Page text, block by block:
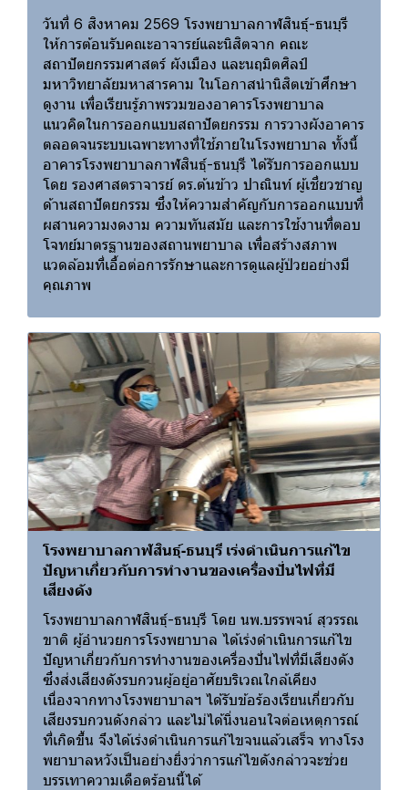
วันที่ 6 สิงหาคม 2569 โรงพยาบาลกาฬสินธุ์-ธนบุรี
ให้การต้อนรับคณะอาจารย์และนิสิตจาก คณะ
สถาปัตยกรรมศาสตร์ ผังเมือง และนฤมิตศิลป์
มหาวิทยาลัยมหาสารคาม ในโอกาสนำนิสิตเข้าศึกษา
ดูงาน เพื่อเรียนรู้ภาพรวมของอาคารโรงพยาบาล
แนวคิดในการออกแบบสถาปัตยกรรม การวางผังอาคาร
ตลอดจนระบบเฉพาะทางที่ใช้ภายในโรงพยาบาล ทั้งนี้
อาคารโรงพยาบาลกาฬสินธุ์-ธนบุรี ได้รับการออกแบบ
โดย รองศาสตราจารย์ ดร.ต้นข้าว ปาณินท์ ผู้เชี่ยวชาญ
ด้านสถาปัตยกรรม ซึ่งให้ความสำคัญกับการออกแบบที่
ผสานความงดงาม ความทันสมัย และการใช้งานที่ตอบ
โจทย์มาตรฐานของสถานพยาบาล เพื่อสร้างสภาพ
แวดล้อมที่เอื้อต่อการรักษาและการดูแลผู้ป่วยอย่างมี
คุณภาพ
โรงพยาบาลกาฬสินธุ์-ธนบุรี เร่งดำเนินการแก้ไข
ปัญหาเกี่ยวกับการทำงานของเครื่องปั่นไฟที่มี
เสียงดัง
โรงพยาบาลกาฬสินธุ์-ธนบุรี โดย นพ.บรรพจน์ สุวรรณ
ขาติ ผู้อำนวยการโรงพยาบาล ได้เร่งดำเนินการแก้ไข
ปัญหาเกี่ยวกับการทำงานของเครื่องปั่นไฟที่มีเสียงดัง
ซึ่งส่งเสียงดังรบกวนผู้อยู่อาศัยบริเวณใกล้เคียง
เนื่องจากทางโรงพยาบาลฯ ได้รับข้อร้องเรียนเกี่ยวกับ
เสียงรบกวนดังกล่าว และไม่ได้นิ่งนอนใจต่อเหตุการณ์
ที่เกิดขึ้น จึงได้เร่งดำเนินการแก้ไขจนแล้วเสร็จ ทางโรง
พยาบาลหวังเป็นอย่างยิ่งว่าการแก้ไขดังกล่าวจะช่วย
บรรเทาความเดือตร้อนนี้ได้